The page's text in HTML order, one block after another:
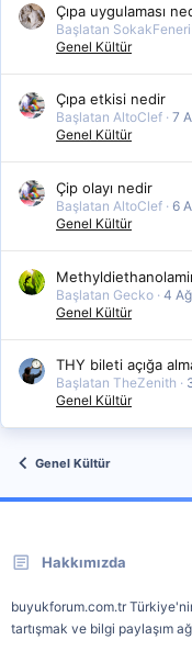
Çıpa uygulaması
Başlatan SokakFeneri
Genel Kültür
Çıpa etkisi nedir
Başlatan AltoClef 7
Genel Kültür
Çip olayı nedir
Başlatan AltoClef 6
Genel Kültür
Başlatan Gecko 4
Genel Kültür
THY bileti açığa
Başlatan TheZenith
Genel Kültür
Genel Kültür
Hakkımızda
buyukforum.com.tr
tartışmak ve bilgi paylaşım